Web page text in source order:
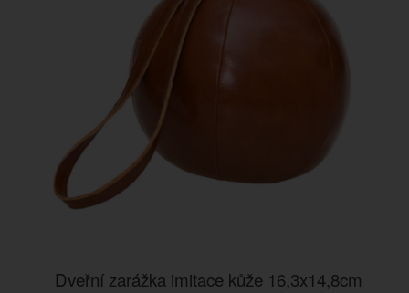
Dveřní zarážka imitace kůže 16,3x14,8cm